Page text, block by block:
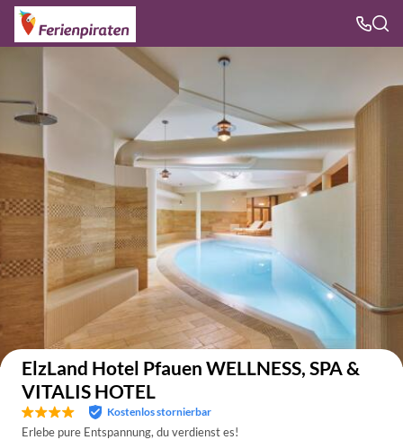
Auf der Karte anzeigen
ElzLand Hotel Pfauen WELLNESS, SPA &
VITALIS HOTEL
Kostenlos stornierbar
Erlebe pure Entspannung, du verdienst es!